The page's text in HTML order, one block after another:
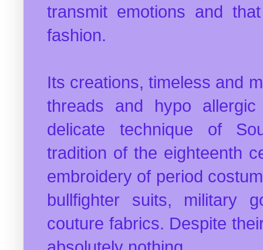
transmit emotions and
fashion.
Its creations, timeless and
threads and hypo
delicate technique of
tradition of the eighteenth
embroidery of period
bullfighter suits, military
couture fabrics. Despite